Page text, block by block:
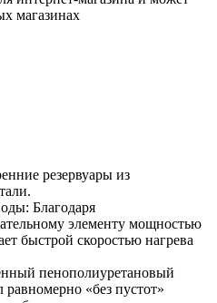
магазинах
резервуары из
Благодаря
элементу мощностью
быстрой скоростью нагрева
пенополиуретановый
«без пустот»